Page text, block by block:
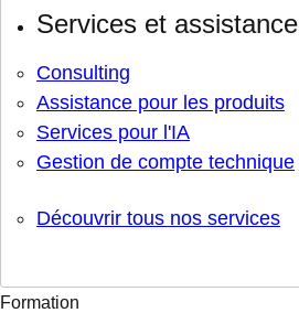
Services et assistance
Consulting
Assistance pour les produits
Services pour l'IA
Gestion de compte technique
Découvrir tous nos services
Formation